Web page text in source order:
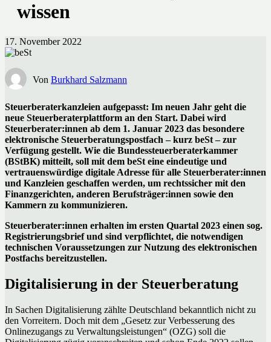
wissen
17. November 2022
Von Burkhard Salzmann
Steuerberaterkanzleien aufgepasst: Im neuen Jahr geht die
neue Steuerberaterplattform an den Start. Dabei wird
Steuerberater:innen ab dem 1. Januar 2023 das besondere
elektronische Steuerberatungspostfach – kurz beSt – zur
Verfügung gestellt. Wie die Bundessteuerberaterkammer
(BStBK) mitteilt, soll mit dem beSt eine eindeutige und
vertrauenswürdige digitale Adresse für alle Steuerberater:innen
und Kanzleien geschaffen werden, um rechtssicher mit den
Finanzgerichten, anderen Berufsträger:innen sowie den
Kammern zu kommunizieren.
Steuerberater:innen erhalten im ersten Quartal 2023 einen sog.
Registrierungsbrief und sind verpflichtet, die notwendigen
technischen Voraussetzungen zur Nutzung des elektronischen
Postfachs bereitzustellen.
Digitalisierung in der Steuerberatung
In Sachen Digitalisierung zählte Deutschland bekanntlich nicht zu
den Vorreitern. Doch mit dem „Gesetz zur Verbesserung des
Onlinezugangs zu Verwaltungsleistungen“ (OZG) soll die